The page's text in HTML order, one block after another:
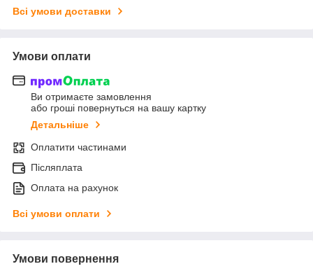
Всі умови доставки
Умови оплати
Ви отримаєте замовлення
або гроші повернуться на вашу картку
Детальніше
Оплатити частинами
Післяплата
Оплата на рахунок
Всі умови оплати
Умови повернення